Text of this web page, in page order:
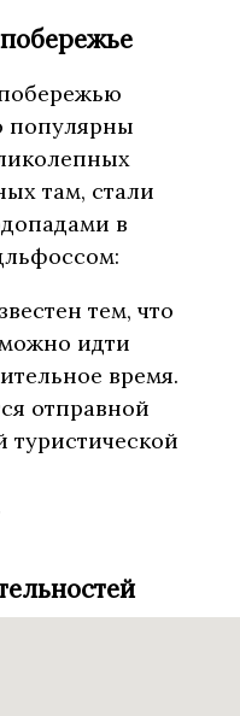
популярны
там, стали
в
тем, что
идти
время.
отправной
туристической